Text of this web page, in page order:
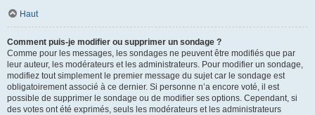
Haut
Comment puis-je modifier ou supprimer un sondage ?
Comme pour les messages, les sondages ne peuvent être modifiés que par
leur auteur, les modérateurs et les administrateurs. Pour modifier un sondage,
modifiez tout simplement le premier message du sujet car le sondage est
obligatoirement associé à ce dernier. Si personne n’a encore voté, il est
possible de supprimer le sondage ou de modifier ses options. Cependant, si
des votes ont été exprimés, seuls les modérateurs et les administrateurs